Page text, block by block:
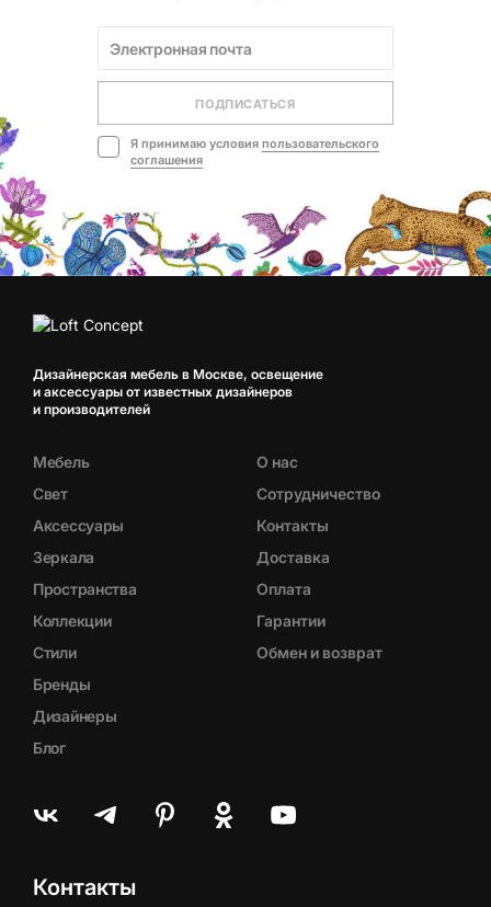
ПОДПИСАТЬСЯ
Я принимаю условия пользовательского
соглашения
Дизайнерская мебель в Москве, освещение
и аксессуары от известных дизайнеров
и производителей
Мебель
Свет
Аксессуары
Зеркала
Пространства
Коллекции
Стили
Бренды
Дизайнеры
Блог
О нас
Сотрудничество
Контакты
Доставка
Оплата
Гарантии
Обмен и возврат
Контакты